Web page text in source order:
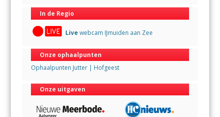
In de Regio
Live webcam IJmuiden aan Zee
Onze ophaalpunten
Ophaalpunten Jutter | Hofgeest
Onze uitgaven